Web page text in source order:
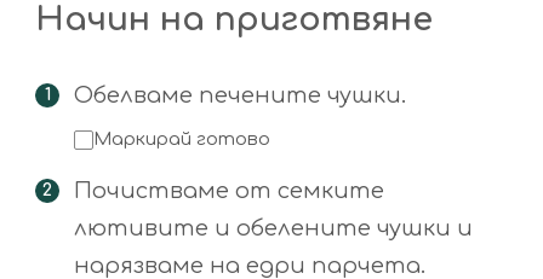
Начин на приготвяне
Обелваме печените чушки.
Маркирай готово
Почистваме от семките
лютивите и обелените чушки и
нарязваме на едри парчета.